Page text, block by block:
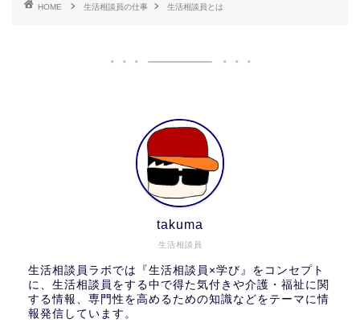
HOME 生活相談員の仕事 生活相談員とは
生活相談員
takuma
生活相談員ラボでは『生活相談員×学び』をコンセプト
に、生活相談員をする中で得た気付きや介護・福祉に関
する情報、専門性を高めるための知識などをテーマに情
報発信しています。